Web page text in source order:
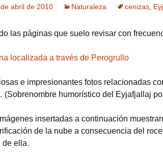
abril de 2010 Naturaleza cenizas
las páginas que suelo revisar con
localizada a través de Perogrullo
e impresionantes fotos relacionadas
(Sobrenombre humorístico del Eyjafjallaj
insertadas a continuación
de la nube a consecuencia del
de ella.